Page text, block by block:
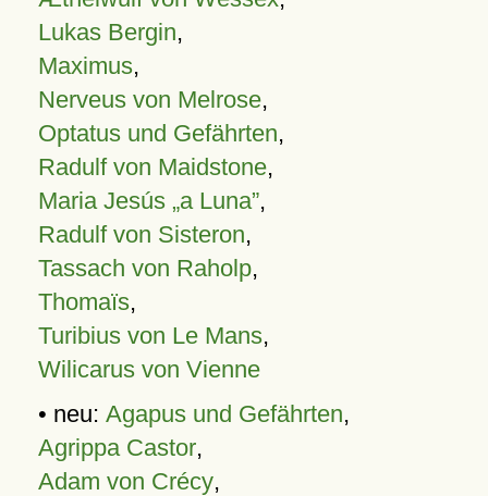
Lukas Bergin,
Maximus,
Nerveus von Melrose,
Optatus und Gefährten,
Radulf von Maidstone,
Maria Jesús „a Luna”,
Radulf von Sisteron,
Tassach von Raholp,
Thomaïs,
Turibius von Le Mans,
Wilicarus von Vienne
• neu: Agapus und Gefährten,
Agrippa Castor,
Adam von Crécy,